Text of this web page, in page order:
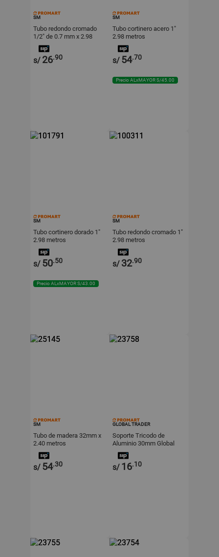
SM
Tubo redondo cromado
1/2" de 0.7 mm x 2.98
metros
s/ 26.90
SM
Tubo cortinero acero 1"
2.98 metros
s/ 54.70
Precio ALxMAYOR S/45.00
SM
Tubo cortinero dorado 1"
2.98 metros
s/ 50.50
Precio ALxMAYOR S/43.00
SM
Tubo redondo cromado 1"
2.98 metros
s/ 32.90
SM
Tubo de madera 32mm x
2.40 metros
s/ 54.30
GLOBAL TRADER
Soporte Tricodo de
Aluminio 30mm Global
Trader Pulido para Tubos
Redondos Plata
s/ 16.10